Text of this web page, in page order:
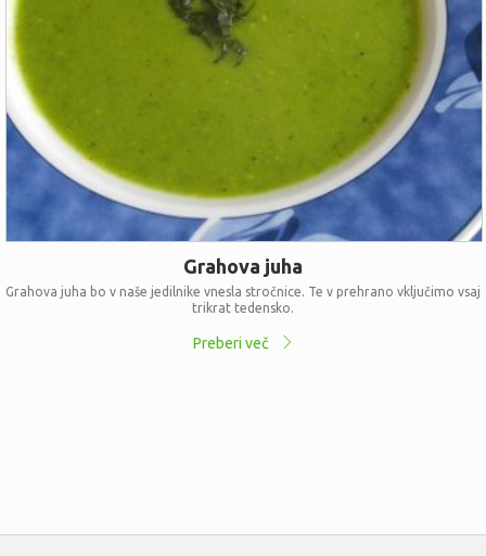
Grahova juha
Grahova juha bo v naše jedilnike vnesla stročnice. Te v prehrano vključimo vsaj
trikrat tedensko.
Preberi več